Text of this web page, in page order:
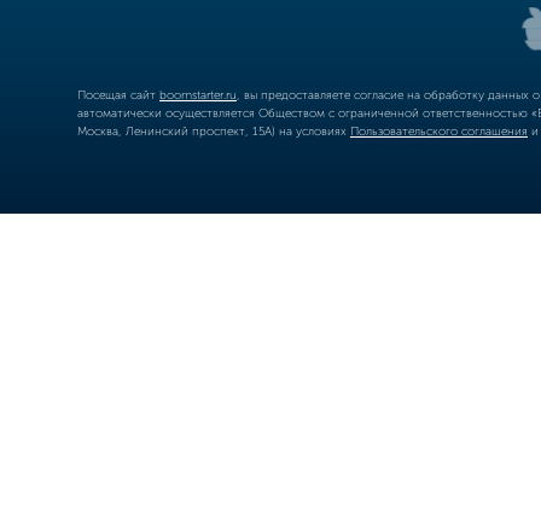
Посещая сайт boomstarter.ru , вы предоставляете согласие на обработку
автоматически осуществляется Обществом с ограниченной
Москва, Ленинский проспект, 15А) на условиях Пользовательского соглашения и